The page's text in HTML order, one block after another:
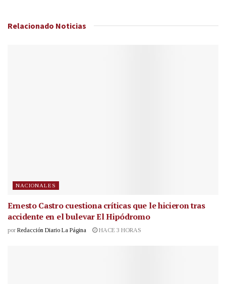
Relacionado Noticias
NACIONALES
Ernesto Castro cuestiona críticas que le hicieron tras
accidente en el bulevar El Hipódromo
por Redacción Diario La Página HACE 3 HORAS